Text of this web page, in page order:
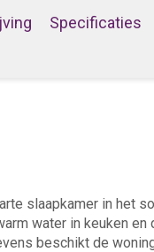
Specificaties
slaapkamer in het
water in keuken
beschikt de